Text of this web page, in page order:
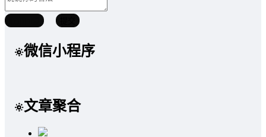
微信小程序
文章聚合